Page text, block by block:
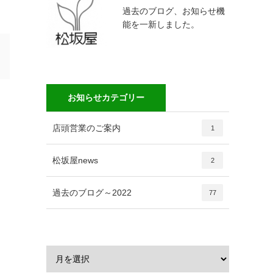
過去のブログ、お知らせ機
能を一新しました。
お知らせカテゴリー
店頭営業のご案内 1
松坂屋news 2
過去のブログ～2022 77